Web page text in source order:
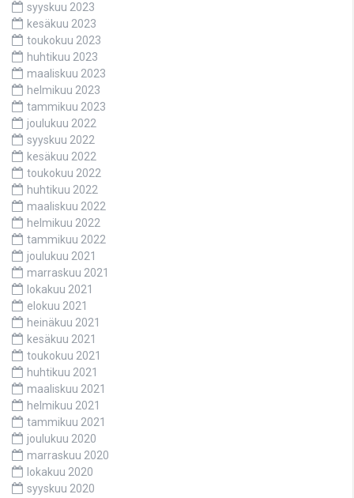
syyskuu 2023
kesäkuu 2023
toukokuu 2023
huhtikuu 2023
maaliskuu 2023
helmikuu 2023
tammikuu 2023
joulukuu 2022
syyskuu 2022
kesäkuu 2022
toukokuu 2022
huhtikuu 2022
maaliskuu 2022
helmikuu 2022
tammikuu 2022
joulukuu 2021
marraskuu 2021
lokakuu 2021
elokuu 2021
heinäkuu 2021
kesäkuu 2021
toukokuu 2021
huhtikuu 2021
maaliskuu 2021
helmikuu 2021
tammikuu 2021
joulukuu 2020
marraskuu 2020
lokakuu 2020
syyskuu 2020